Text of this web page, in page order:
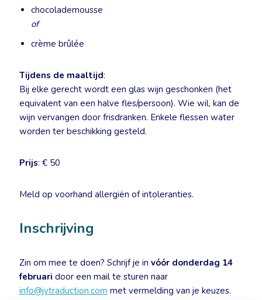
chocolademousse
of
crème brûlée
Tijdens de maaltijd:
Bij elke gerecht wordt een glas wijn geschonken (het
equivalent van een halve fles/persoon). Wie wil, kan de
wijn vervangen door frisdranken. Enkele flessen water
worden ter beschikking gesteld.
Prijs: € 50
Meld op voorhand allergiën of intoleranties.
Inschrijving
Zin om mee te doen? Schrijf je in vóór donderdag 14
februari door een mail te sturen naar
info@jvtraduction.com met vermelding van je keuzes.